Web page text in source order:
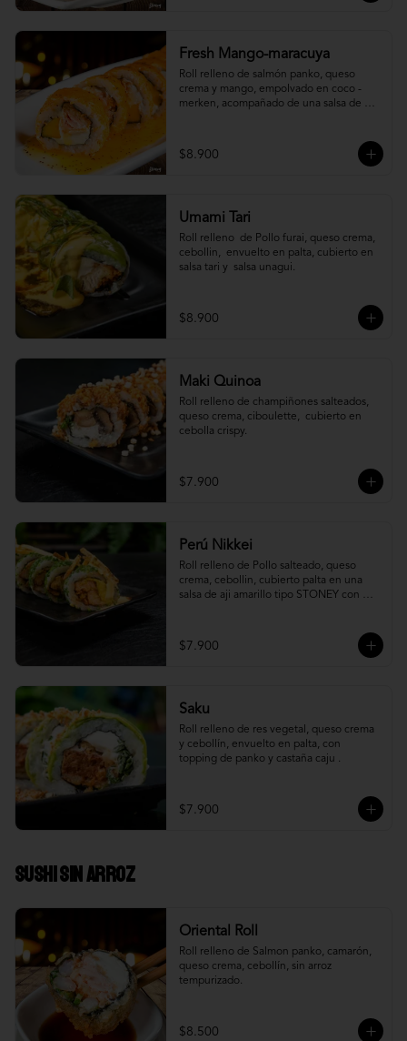
Fresh Mango-maracuya
Roll relleno de salmón panko, queso
crema y mango, empolvado en coco -
merken, acompañado de una salsa de
$8.900
Umami Tari
Roll relleno  de Pollo furai, queso crema,
cebollin,  envuelto en palta, cubierto en
salsa tari y  salsa unagui.
$8.900
Maki Quinoa
​Roll relleno de champiñones salteados,
queso crema, ciboulette,  cubierto en
cebolla crispy.
$7.900
Perú Nikkei
Roll relleno de Pollo salteado, queso
crema, cebollin, cubierto palta en una
salsa de aji amarillo tipo STONEY con
$7.900
Saku
Roll relleno de res vegetal, queso crema
y cebollín, envuelto en palta, con
topping de panko y castaña caju .
$7.900
Sushi Sin Arroz
Oriental Roll
Roll relleno de Salmon panko, camarón,
queso crema, cebollín, sin arroz
tempurizado.
$8.500